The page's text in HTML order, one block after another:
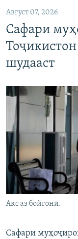
Август 07, 2026
Сафари
шудааст
Акс аз бойгонӣ.
Сафари